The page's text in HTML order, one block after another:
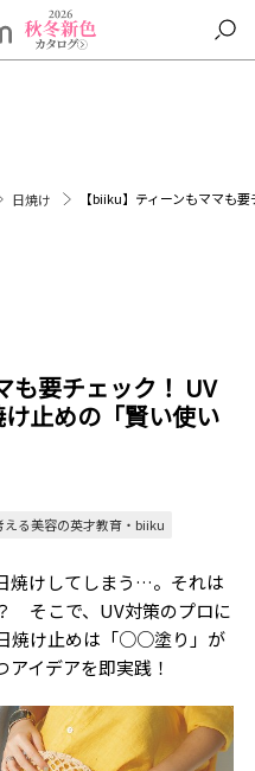
日焼け 【biiku】ティーンもママも
も要チェック！ UV
止めの「賢い使い
える美容の英才教育・biiku
焼けしてしまう…。それは
そこで、UV対策のプロに
焼け止めは「○○塗り」が
イデアを即実践！